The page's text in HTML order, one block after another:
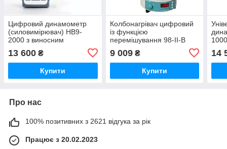
Цифровий динамометр
(силовимірювач) HB9-
2000 з виносним
тензодатчиком стиснення,
діапазон 20-2000 кг, клас
захисту IP65/IP66
13 600 ₴
Купити
Колбонагрівач цифровий
із функцією
перемішування 98-II-В
9 009₴
Купити
14
Про нас
100% позитивних з 2621 відгука за рік
Працює з 20.02.2023